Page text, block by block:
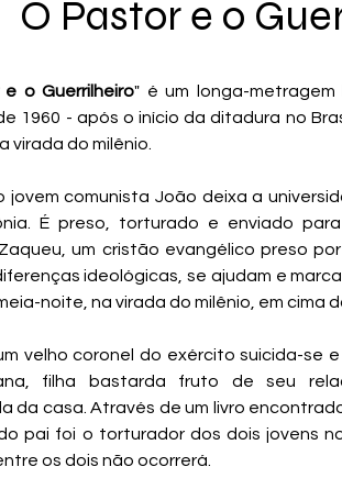
O Pastor e o
o Guerrilheiro" é um longa-
1960 - após o início da ditadura no
virada do milênio.
jovem comunista João deixa a
É preso, torturado e enviado
um cristão evangélico preso
ideológicas, se ajudam e
noite, na virada do milênio, em cima
velho coronel do exército suicida-se
filha bastarda fruto de seu
da casa. Através de um livro
pai foi o torturador dos dois jovens
os dois não ocorrerá.